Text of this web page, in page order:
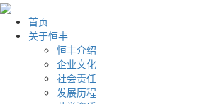
首页
关于恒丰
恒丰介绍
企业文化
社会责任
发展历程